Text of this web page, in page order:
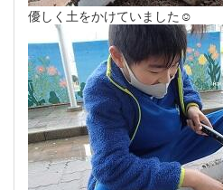
優しく土をかけていました☺